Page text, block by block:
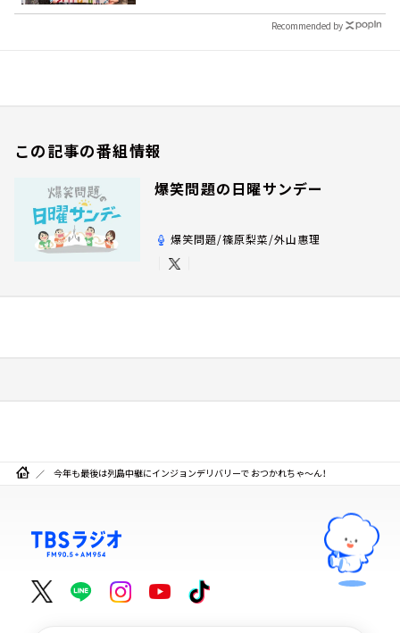
Recommended by
この記事の番組情報
爆笑問題の日曜サンデー
爆笑問題/篠原梨菜/外山惠理
今年も最後は列島中継にインジョンデリバリーで おつかれちゃ～ん！